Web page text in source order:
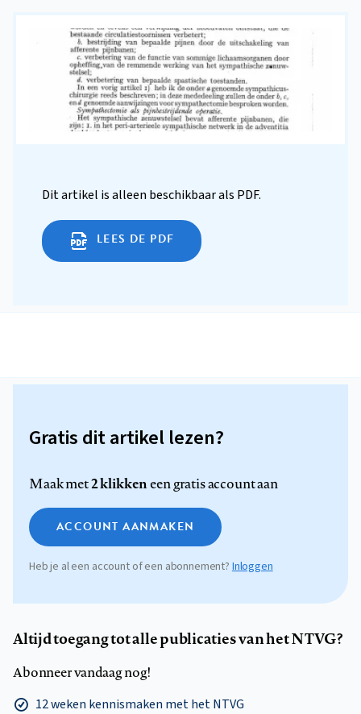
Dit artikel is alleen beschikbaar als PDF.
LEES DE PDF
Gratis dit artikel lezen?
Maak met2 klikkeneen gratis account aan
ACCOUNT AANMAKEN
Heb je al een account of een abonnement? Inloggen
Altijd toegang tot alle publicaties van het NTVG?
Abonneer vandaag nog!
12 weken kennismaken met het NTVG